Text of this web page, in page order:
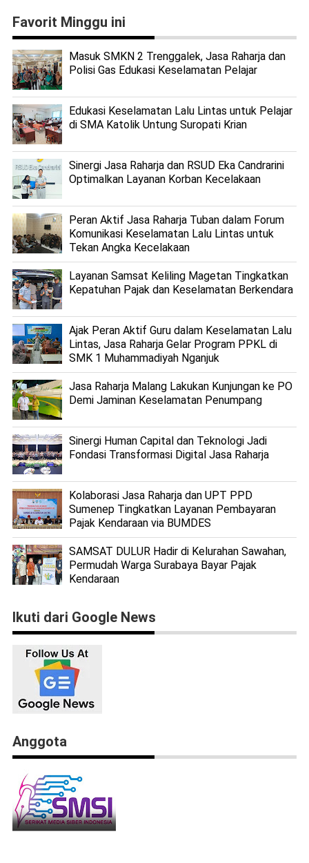
Favorit Minggu ini
Masuk SMKN 2 Trenggalek, Jasa Raharja dan
Polisi Gas Edukasi Keselamatan Pelajar
Edukasi Keselamatan Lalu Lintas untuk Pelajar
di SMA Katolik Untung Suropati Krian
Sinergi Jasa Raharja dan RSUD Eka Candrarini
Optimalkan Layanan Korban Kecelakaan
Peran Aktif Jasa Raharja Tuban dalam Forum
Komunikasi Keselamatan Lalu Lintas untuk
Tekan Angka Kecelakaan
Layanan Samsat Keliling Magetan Tingkatkan
Kepatuhan Pajak dan Keselamatan Berkendara
Ajak Peran Aktif Guru dalam Keselamatan Lalu
Lintas, Jasa Raharja Gelar Program PPKL di
SMK 1 Muhammadiyah Nganjuk
Jasa Raharja Malang Lakukan Kunjungan ke PO
Demi Jaminan Keselamatan Penumpang
Sinergi Human Capital dan Teknologi Jadi
Fondasi Transformasi Digital Jasa Raharja
Kolaborasi Jasa Raharja dan UPT PPD
Sumenep Tingkatkan Layanan Pembayaran
Pajak Kendaraan via BUMDES
SAMSAT DULUR Hadir di Kelurahan Sawahan,
Permudah Warga Surabaya Bayar Pajak
Kendaraan
Ikuti dari Google News
Anggota